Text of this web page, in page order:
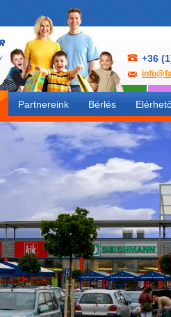
+36
Partnereink Bérlés